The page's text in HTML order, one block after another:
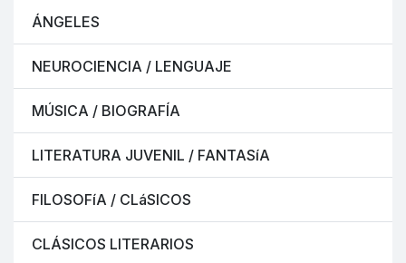
ÁNGELES
NEUROCIENCIA / LENGUAJE
MÚSICA / BIOGRAFÍA
LITERATURA JUVENIL / FANTASíA
FILOSOFíA / CLáSICOS
CLÁSICOS LITERARIOS